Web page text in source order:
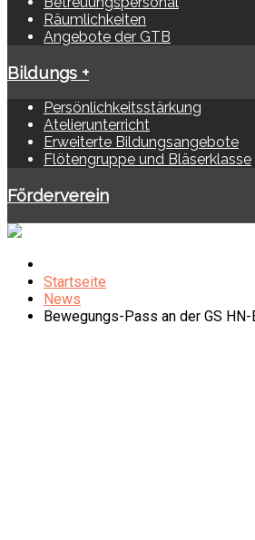
Räumlichkeiten
Angebote der GTB
Bildungs +
Persönlichkeitsstärkung
Atelierunterricht
Erweiterte Bildungsangebote
Flötengruppe und Bläserklasse
Förderverein
Startseite
News
Bewegungs-Pass an der GS